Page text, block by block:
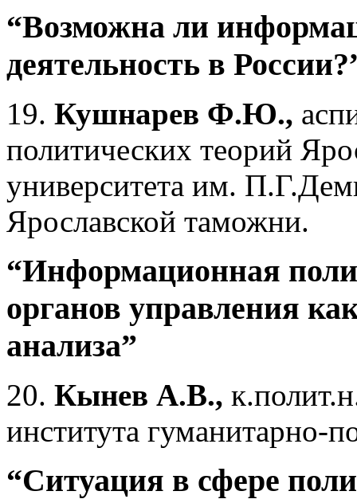
“Возможна ли
деятельность в
19. Кушнарев Ф.Ю.,
политических теорий
университета им.
Ярославской таможни.
“Информационная
органов управления
анализа”
20. Кынев А.В.,
института гуманитарно-
“Ситуация в сфере